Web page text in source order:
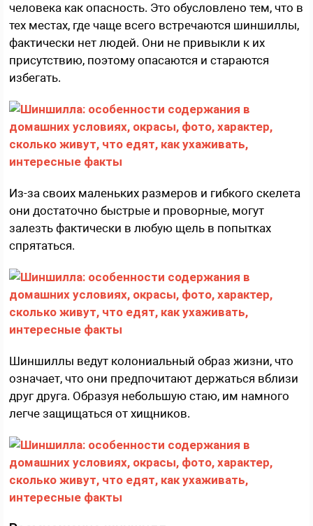
человека как опасность. Это обусловлено тем, что в
тех местах, где чаще всего встречаются шиншиллы,
фактически нет людей. Они не привыкли к их
присутствию, поэтому опасаются и стараются
избегать.
Из-за своих маленьких размеров и гибкого скелета
они достаточно быстрые и проворные, могут
залезть фактически в любую щель в попытках
спрятаться.
Шиншиллы ведут колониальный образ жизни, что
означает, что они предпочитают держаться вблизи
друг друга. Образуя небольшую стаю, им намного
легче защищаться от хищников.